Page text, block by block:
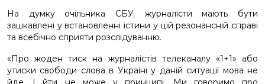
На думку очільника СБУ, журналісти мають бути
зацікавлені у встановленні істини у цій резонансній справі
та всебічно сприяти розслідуванню.
«Про жоден тиск на журналістів телеканалу «1+1» або
утиски свободи слова в Україні у даній ситуації мова не